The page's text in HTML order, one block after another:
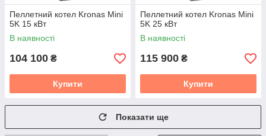
Пеллетний котел Kronas Mini
5K 15 кВт
В наявності
104 100 ₴
Купити
Пеллетний котел Kronas Mini
5K 25 кВт
В наявності
115 900 ₴
Купити
Показати ще